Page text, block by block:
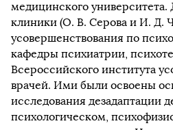
медицинского университета.
клиники (О. В. Серова и И. Д.
усовершенствования по
кафедры психиатрии,
Всероссийского института
врачей. Ими были освоены
исследования дезадаптации
психологическом,